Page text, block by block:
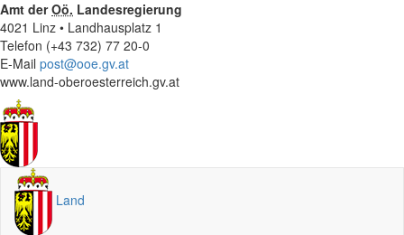
Amt derOö. Landesregierung
4021 Linz • Landhausplatz 1
Telefon (+43 732) 77 20-0
E-Mail post@ooe.gv.at
www.land-oberoesterreich.gv.at
Land